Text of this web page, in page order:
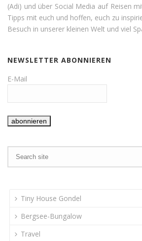
(Adi) und über Social Media auf Reisen
Tipps mit euch und hoffen, euch zu
Besuch in unserer kleinen Welt und viel
NEWSLETTER ABONNIEREN
E-Mail
Tiny House Gondel
Bergsee-Bungalow
Travel